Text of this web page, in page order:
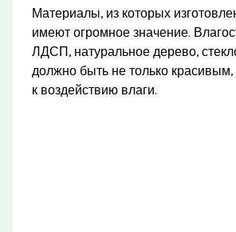
Материалы, из которых
имеют огромное значение.
ЛДСП, натуральное дерево,
должно быть не только
к воздействию влаги.